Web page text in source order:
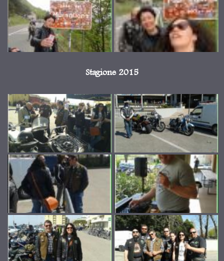
Stagione 2015